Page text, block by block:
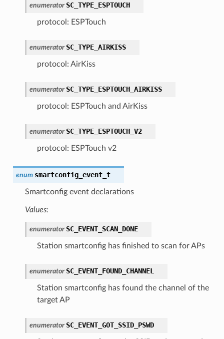
enumerator SC_TYPE_ESPTOUCH
protocol: ESPTouch
enumerator SC_TYPE_AIRKISS
protocol: AirKiss
enumerator SC_TYPE_ESPTOUCH_AIRKISS
protocol: ESPTouch and AirKiss
enumerator SC_TYPE_ESPTOUCH_V2
protocol: ESPTouch v2
enum smartconfig_event_t
Smartconfig event declarations
Values:
enumerator SC_EVENT_SCAN_DONE
Station smartconfig has finished to scan for APs
enumerator SC_EVENT_FOUND_CHANNEL
Station smartconfig has found the channel of the
target AP
enumerator SC_EVENT_GOT_SSID_PSWD